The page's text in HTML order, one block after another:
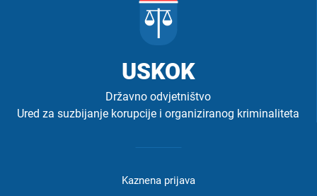
USKOK
Državno odvjetništvo
Ured za suzbijanje korupcije i organiziranog kriminaliteta
Kaznena prijava